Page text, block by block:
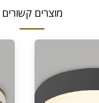
מוצרים קשורים